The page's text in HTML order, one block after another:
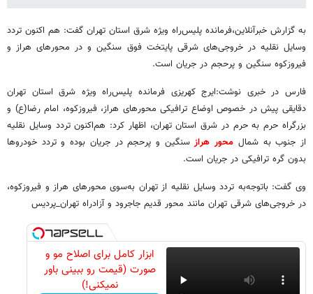
به گزارش خبرآنلاین،فرمانده پلیس‌راه ویژه شرق استان تهران گفت: هم اکنون تردد
وسایل نقلیه در خروجی‌های شرقی پایتخت فوق سنگین و در محورهای هراز و
فیروزکوه سنگین و پرحجم در جریان است.
فارس در خبری نوشت:ایرج کهریزی فرمانده پلیس‌راه ویژه شرق استان تهران
دقایقی پیش در خصوص اوضاع ترافیکی محورهای هراز، فیروزکوه، امام رضا(ع) و
بزرگراه حرم به حرم در شرق استان تهران، اظهار کرد: هم‌اکنون تردد وسایل نقلیه
از جنوب به شمال محور هرازسنگین و پرحجم در جریان بوده و تردد خودروها
بدون گره ترافیکی در جریان است.
وی گفت: باتوجه‌به تردد وسایل نقلیه از تهران به‌سوی محورهای هراز و فیروزکوه،
در خروجی‌های شرقی تهران مانند محور قدیم جاجرود و آزادراه تهران_پردیس
ابزار کامل برای اصلاح مو و
صورت (قیمت رو ببینی باور
نمیکنی!)